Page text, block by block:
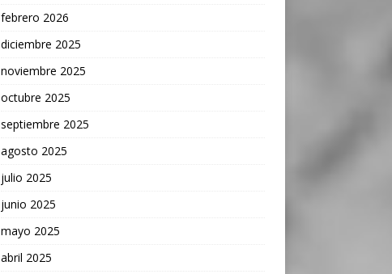
febrero 2026
diciembre 2025
noviembre 2025
octubre 2025
septiembre 2025
agosto 2025
julio 2025
junio 2025
mayo 2025
abril 2025